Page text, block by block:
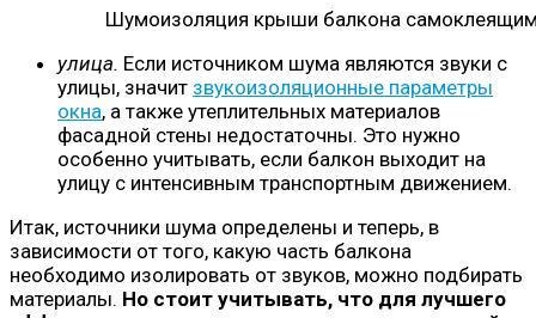
Шумоизоляция крыши балкона
улица. Если источником шума являются звуки с
улицы, значит звукоизоляционные параметры
окна, а также утеплительных материалов
фасадной стены недостаточны. Это нужно
особенно учитывать, если балкон выходит на
улицу с интенсивным транспортным движением.
Итак, источники шума определены и теперь, в
зависимости от того, какую часть балкона
необходимо изолировать от звуков, можно подбирать
материалы. Но стоит учитывать, что для лучшего